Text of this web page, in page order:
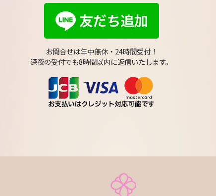
お問合せは年中無休・24時間受付！
深夜の受付でも8時間以内に返信いたします。